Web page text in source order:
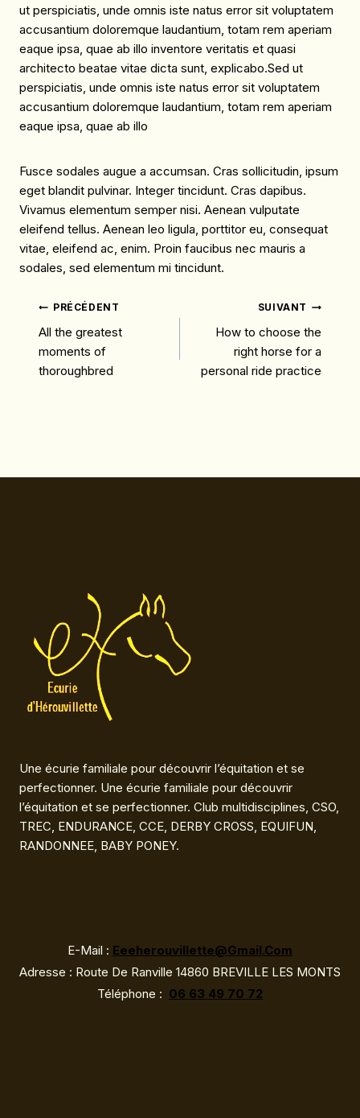
ut perspiciatis, unde omnis iste natus error sit voluptatem
accusantium doloremque laudantium, totam rem aperiam
eaque ipsa, quae ab illo inventore veritatis et quasi
architecto beatae vitae dicta sunt, explicabo.Sed ut
perspiciatis, unde omnis iste natus error sit voluptatem
accusantium doloremque laudantium, totam rem aperiam
eaque ipsa, quae ab illo
Fusce sodales augue a accumsan. Cras sollicitudin, ipsum
eget blandit pulvinar. Integer tincidunt. Cras dapibus.
Vivamus elementum semper nisi. Aenean vulputate
eleifend tellus. Aenean leo ligula, porttitor eu, consequat
vitae, eleifend ac, enim. Proin faucibus nec mauris a
sodales, sed elementum mi tincidunt.
Navigation
De
L’article
PRÉCÉDENT
All the greatest
moments of
thoroughbred
SUIVANT
How to choose the
right horse for a
personal ride practice
Une écurie familiale pour découvrir l’équitation et se
perfectionner. Une écurie familiale pour découvrir
l’équitation et se perfectionner. Club multidisciplines, CSO,
TREC, ENDURANCE, CCE, DERBY CROSS, EQUIFUN,
RANDONNEE, BABY PONEY.
E-Mail : Eeeherouvillette@gmail.com
Adresse : Route De Ranville 14860 BREVILLE LES MONTS
Téléphone : 06 63 49 70 72